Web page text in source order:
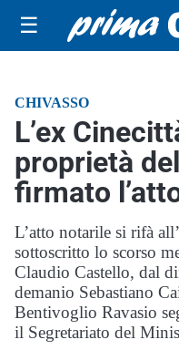
☰
CHIVASSO
L’ex
proprietà
firmato
L’atto notarile si rifà
sottoscritto lo scorso
Claudio Castello, dal
demanio Sebastiano
Bentivoglio Ravasio
il Segretariato del